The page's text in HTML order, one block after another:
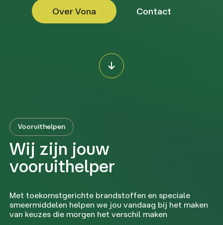
Over Vona Contact
Vooruithelpen
Wij zijn jouw
vooruithelper
Met toekomstgerichte brandstoffen en speciale
smeermiddelen helpen we jou vandaag bij het maken
van keuzes die morgen het verschil maken